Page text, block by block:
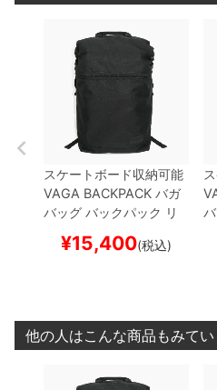
スケートボード収納可能
VAGA BACKPACK バガ
バッグ バックパック リ
スケートボード スケ
¥15,400(税込)
他の人はこんな商品もみてい